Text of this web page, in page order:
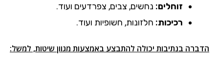
זוחלים: נחשים, צבים, צפרדעים ועוד.
רכיכות: חלזונות, חשופיות ועוד.
הדברה בנתיבות יכולה להתבצע באמצעות מגוון שיטות, למשל: